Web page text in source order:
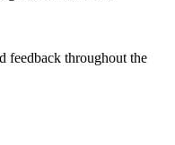
feedback throughout the